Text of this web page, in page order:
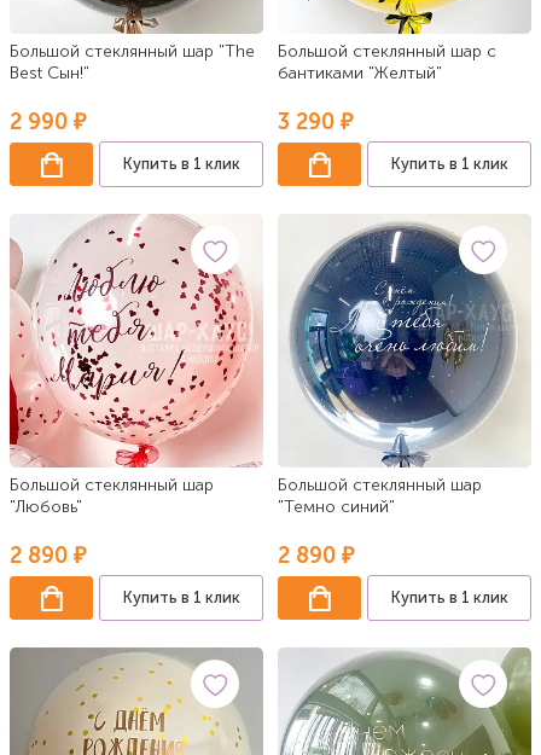
Большой стеклянный шар "The
Best Сын!"
2 990 ₽
Купить в 1 клик
Большой стеклянный шар с
бантиками "Желтый"
3 290 ₽
Купить в 1 клик
Большой стеклянный шар
"Любовь"
2 890 ₽
Купить в 1 клик
Большой стеклянный шар
"Темно синий"
2 890 ₽
Купить в 1 клик